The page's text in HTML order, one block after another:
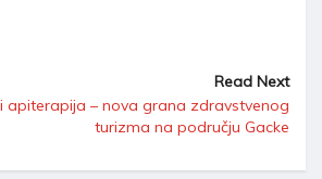
Read Next
apiterapija – nova grana zdravstvenog
turizma na području Gacke